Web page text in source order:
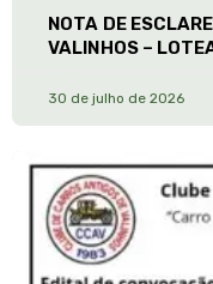
NOTA DE
VALINHOS –
30 de julho de 2026